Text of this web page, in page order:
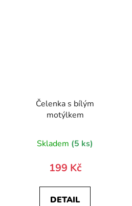
Čelenka s bílým
motýlkem
Skladem (5 ks)
199 Kč
DETAIL